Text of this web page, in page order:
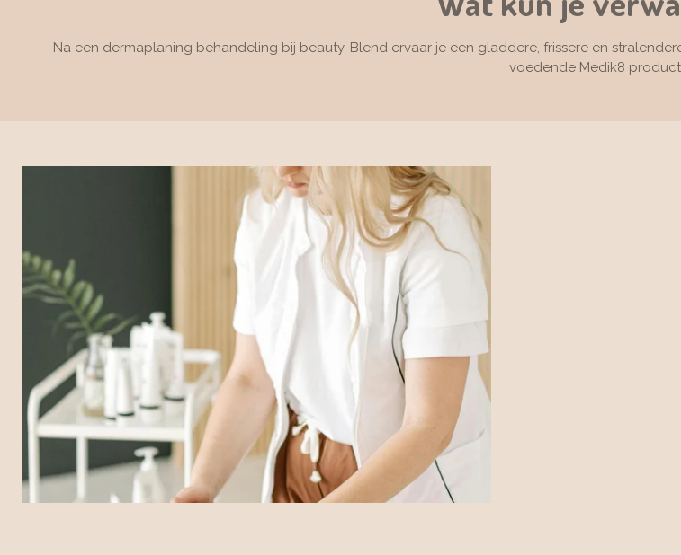
Na een dermaplaning behandeling bij beauty-Blend ervaar je een gladdere, frissere en
voedende Medik8